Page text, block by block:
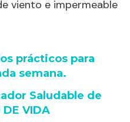
viento e impermeable
prácticos para
semana.
Saludable de
DE VIDA